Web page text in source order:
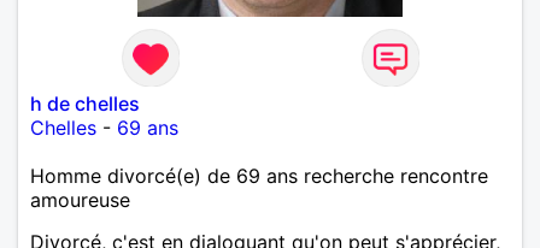
h de chelles
Chelles - 69 ans
Homme divorcé(e) de 69 ans recherche rencontre
amoureuse
Divorcé, c'est en dialoguant qu'on peut s'apprécier,